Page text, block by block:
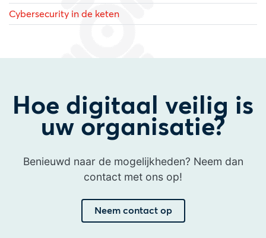
Cybersecurity in de keten
Hoe digitaal veilig is
uw organisatie?
Benieuwd naar de mogelijkheden? Neem dan
contact met ons op!
Neem contact op